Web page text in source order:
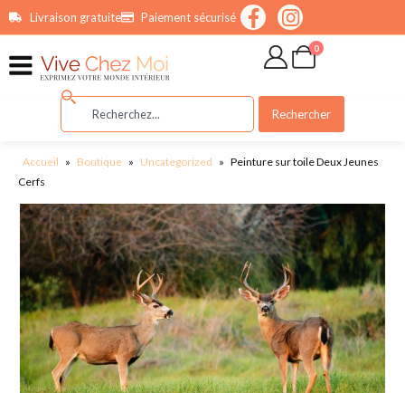
principalLivraison gratuite Paiement sécurisé
0
Rechercher
Accueil » Boutique » Uncategorized » Peinture sur toile Deux Jeunes
Cerfs